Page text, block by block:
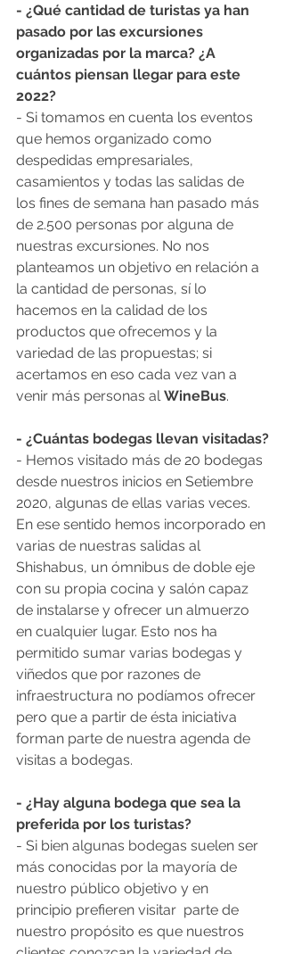
- ¿Qué cantidad de turistas ya han
pasado por las excursiones
organizadas por la marca? ¿A
cuántos piensan llegar para este
2022?
- Si tomamos en cuenta los eventos
que hemos organizado como
despedidas empresariales,
casamientos y todas las salidas de
los fines de semana han pasado más
de 2.500 personas por alguna de
nuestras excursiones. No nos
planteamos un objetivo en relación a
la cantidad de personas, sí lo
hacemos en la calidad de los
productos que ofrecemos y la
variedad de las propuestas; si
acertamos en eso cada vez van a
venir más personas al WineBus.
- ¿Cuántas bodegas llevan visitadas?
- Hemos visitado más de 20 bodegas
desde nuestros inicios en Setiembre
2020, algunas de ellas varias veces.
En ese sentido hemos incorporado en
varias de nuestras salidas al
Shishabus, un ómnibus de doble eje
con su propia cocina y salón capaz
de instalarse y ofrecer un almuerzo
en cualquier lugar. Esto nos ha
permitido sumar varias bodegas y
viñedos que por razones de
infraestructura no podíamos ofrecer
pero que a partir de ésta iniciativa
forman parte de nuestra agenda de
visitas a bodegas.
- ¿Hay alguna bodega que sea la
preferida por los turistas?
- Si bien algunas bodegas suelen ser
más conocidas por la mayoría de
nuestro público objetivo y en
principio prefieren visitar  parte de
nuestro propósito es que nuestros